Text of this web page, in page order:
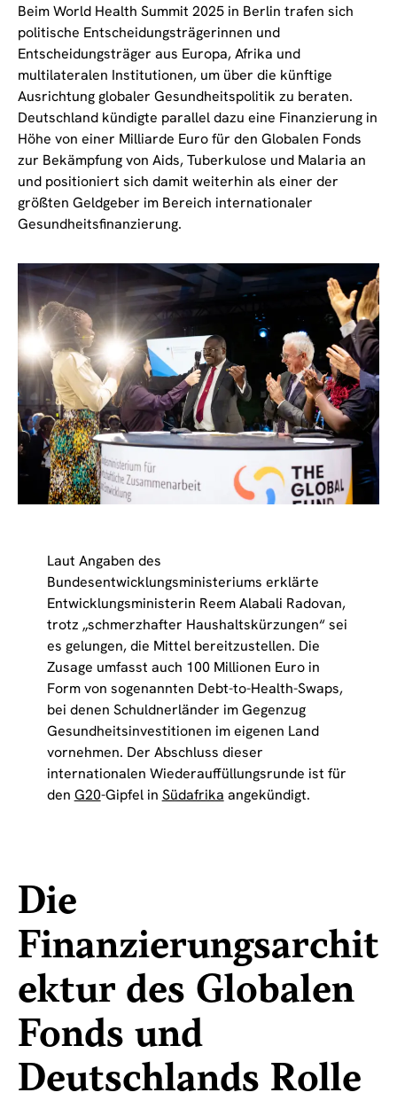
Beim World Health Summit 2025 in Berlin trafen sich
politische Entscheidungsträgerinnen und
Entscheidungsträger aus Europa, Afrika und
multilateralen Institutionen, um über die künftige
Ausrichtung globaler Gesundheitspolitik zu beraten.
Deutschland kündigte parallel dazu eine Finanzierung in
Höhe von einer Milliarde Euro für den Globalen Fonds
zur Bekämpfung von Aids, Tuberkulose und Malaria an
und positioniert sich damit weiterhin als einer der
größten Geldgeber im Bereich internationaler
Gesundheitsfinanzierung.
Laut Angaben des
Bundesentwicklungsministeriums erklärte
Entwicklungsministerin Reem Alabali Radovan,
trotz „schmerzhafter Haushaltskürzungen“ sei
es gelungen, die Mittel bereitzustellen. Die
Zusage umfasst auch 100 Millionen Euro in
Form von sogenannten Debt-to-Health-Swaps,
bei denen Schuldnerländer im Gegenzug
Gesundheitsinvestitionen im eigenen Land
vornehmen. Der Abschluss dieser
internationalen Wiederauffüllungsrunde ist für
den G20-Gipfel in Südafrika angekündigt.
Die
Finanzierungsarchit
ektur des Globalen
Fonds und
Deutschlands Rolle